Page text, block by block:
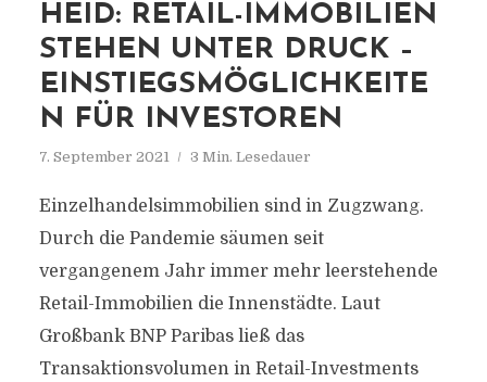
HEID: RETAIL-IMMOBILIEN
STEHEN UNTER DRUCK –
EINSTIEGSMÖGLICHKEITE
N FÜR INVESTOREN
7. September 2021 3 Min. Lesedauer
Einzelhandelsimmobilien sind in Zugzwang.
Durch die Pandemie säumen seit
vergangenem Jahr immer mehr leerstehende
Retail-Immobilien die Innenstädte. Laut
Großbank BNP Paribas ließ das
Transaktionsvolumen in Retail-Investments